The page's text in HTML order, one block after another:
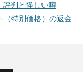
評判と怪しい噂
（特別価格）の返金